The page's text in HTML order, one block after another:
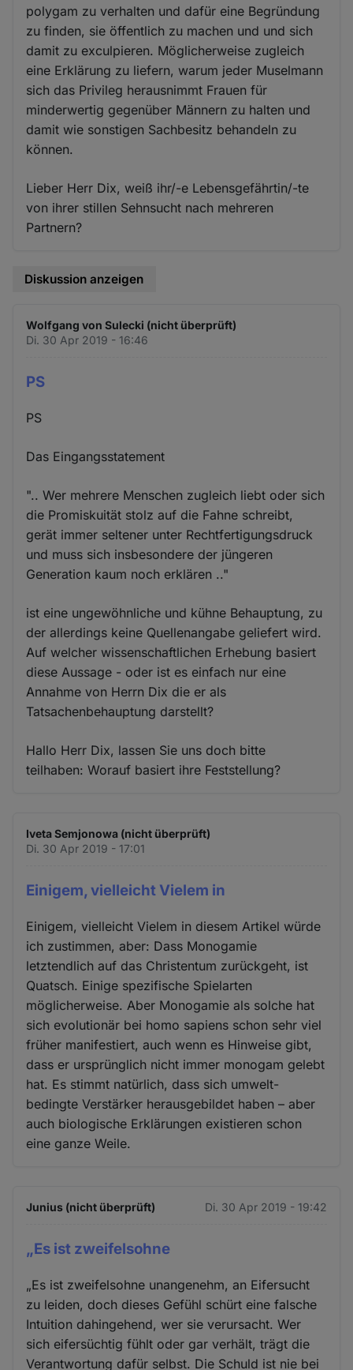
polygam zu verhalten und dafür eine Begründung
zu finden, sie öffentlich zu machen und und sich
damit zu exculpieren. Möglicherweise zugleich
eine Erklärung zu liefern, warum jeder Muselmann
sich das Privileg herausnimmt Frauen für
minderwertig gegenüber Männern zu halten und
damit wie sonstigen Sachbesitz behandeln zu
können.
Lieber Herr Dix, weiß ihr/-e Lebensgefährtin/-te
von ihrer stillen Sehnsucht nach mehreren
Partnern?
Diskussion anzeigen
Wolfgang von Sulecki (nicht überprüft)
Di. 30 Apr 2019 - 16:46
PS
PS
Das Eingangsstatement
".. Wer mehrere Menschen zugleich liebt oder sich
die Promiskuität stolz auf die Fahne schreibt,
gerät immer seltener unter Rechtfertigungsdruck
und muss sich insbesondere der jüngeren
Generation kaum noch erklären .."
ist eine ungewöhnliche und kühne Behauptung, zu
der allerdings keine Quellenangabe geliefert wird.
Auf welcher wissenschaftlichen Erhebung basiert
diese Aussage - oder ist es einfach nur eine
Annahme von Herrn Dix die er als
Tatsachenbehauptung darstellt?
Hallo Herr Dix, lassen Sie uns doch bitte
teilhaben: Worauf basiert ihre Feststellung?
Iveta Semjonowa (nicht überprüft)
Di. 30 Apr 2019 - 17:01
Einigem, vielleicht Vielem in
Einigem, vielleicht Vielem in diesem Artikel würde
ich zustimmen, aber: Dass Monogamie
letztendlich auf das Christentum zurückgeht, ist
Quatsch. Einige spezifische Spielarten
möglicherweise. Aber Monogamie als solche hat
sich evolutionär bei homo sapiens schon sehr viel
früher manifestiert, auch wenn es Hinweise gibt,
dass er ursprünglich nicht immer monogam gelebt
hat. Es stimmt natürlich, dass sich umwelt-
bedingte Verstärker herausgebildet haben – aber
auch biologische Erklärungen existieren schon
eine ganze Weile.
Junius (nicht überprüft) Di. 30 Apr 2019 - 19:42
„Es ist zweifelsohne
„Es ist zweifelsohne unangenehm, an Eifersucht
zu leiden, doch dieses Gefühl schürt eine falsche
Intuition dahingehend, wer sie verursacht. Wer
sich eifersüchtig fühlt oder gar verhält, trägt die
Verantwortung dafür selbst. Die Schuld ist nie bei